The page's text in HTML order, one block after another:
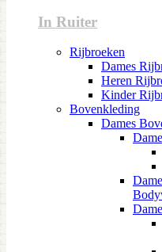
In Ruiter
Rijbroeken
Dames
Heren
Kinder
Bovenkleding
Dames